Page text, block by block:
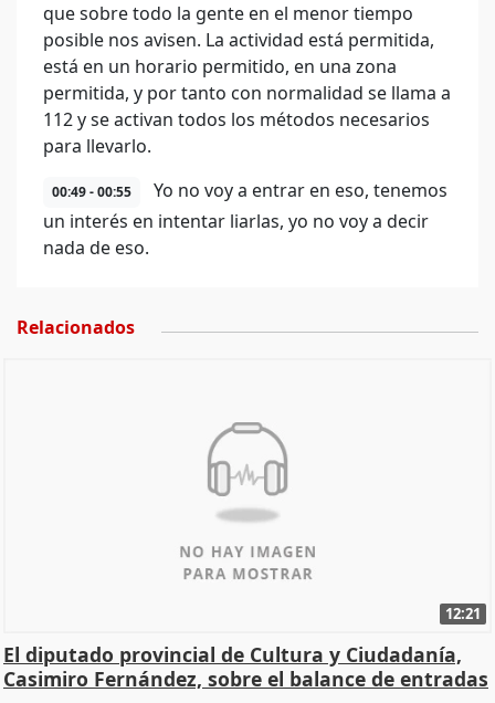
que sobre todo la gente en el menor tiempo
posible nos avisen. La actividad está permitida,
está en un horario permitido, en una zona
permitida, y por tanto con normalidad se llama a
112 y se activan todos los métodos necesarios
para llevarlo.
00:49 - 00:55
Yo no voy a entrar en eso, tenemos
un interés en intentar liarlas, yo no voy a decir
nada de eso.
Relacionados
12:21
El diputado provincial de Cultura y Ciudadanía,
Casimiro Fernández, sobre el balance de entradas